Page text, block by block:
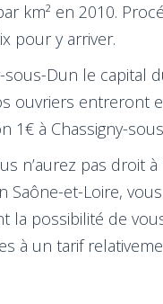
km² en 2010.
pour y arriver.
Dun le capital
ouvriers
1€ à Chassigny-
n’aurez pas droit
Saône-et-Loire,
possibilité de
à un tarif